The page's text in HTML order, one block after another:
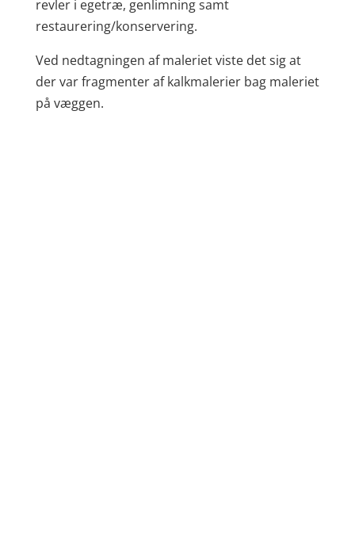
revler i egetræ, genlimning samt
restaurering/konservering.
Ved nedtagningen af maleriet viste det sig at
der var fragmenter af kalkmalerier bag maleriet
på væggen.